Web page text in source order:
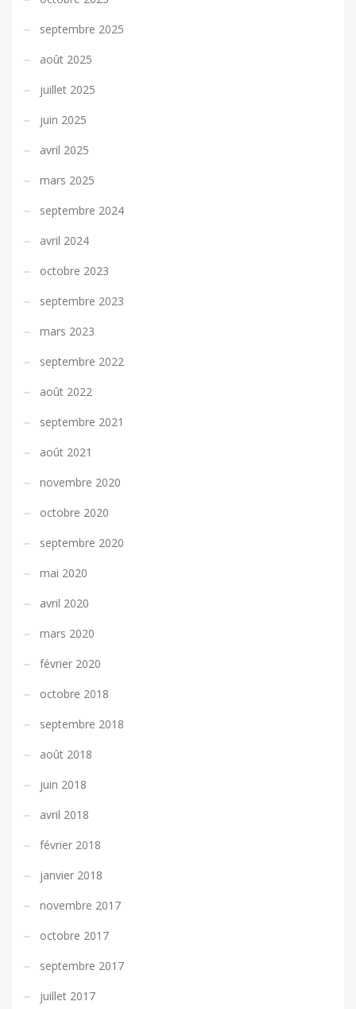
septembre 2025
août 2025
juillet 2025
juin 2025
avril 2025
mars 2025
septembre 2024
avril 2024
octobre 2023
septembre 2023
mars 2023
septembre 2022
août 2022
septembre 2021
août 2021
novembre 2020
octobre 2020
septembre 2020
mai 2020
avril 2020
mars 2020
février 2020
octobre 2018
septembre 2018
août 2018
juin 2018
avril 2018
février 2018
janvier 2018
novembre 2017
octobre 2017
septembre 2017
juillet 2017